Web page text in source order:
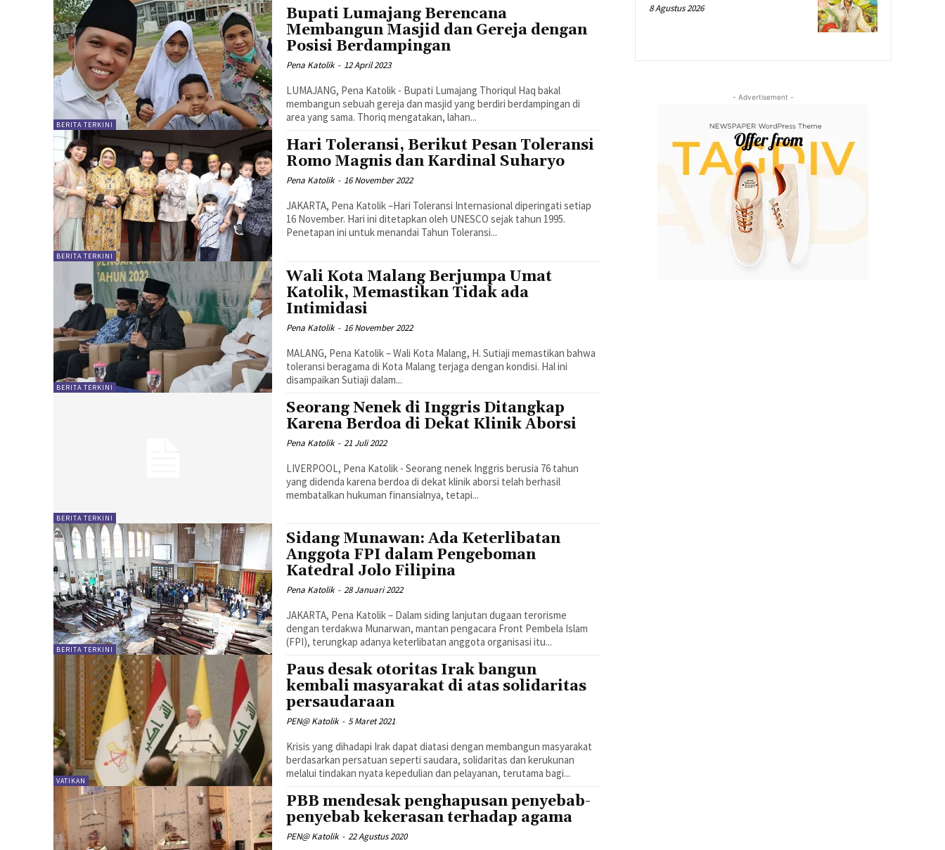
BERITA TERKINI
Bupati Lumajang Berencana
Membangun Masjid dan Gereja dengan
Posisi Berdampingan
Pena Katolik - 12 April 2023
LUMAJANG, Pena Katolik - Bupati Lumajang Thoriqul Haq bakal
membangun sebuah gereja dan masjid yang berdiri berdampingan di
area yang sama. Thoriq mengatakan, lahan...
BERITA TERKINI
Hari Toleransi, Berikut Pesan Toleransi
Romo Magnis dan Kardinal Suharyo
Pena Katolik - 16 November 2022
JAKARTA, Pena Katolik –Hari Toleransi Internasional diperingati setiap
16 November. Hari ini ditetapkan oleh UNESCO sejak tahun 1995.
Penetapan ini untuk menandai Tahun Toleransi...
BERITA TERKINI
Wali Kota Malang Berjumpa Umat
Katolik, Memastikan Tidak ada
Intimidasi
Pena Katolik - 16 November 2022
MALANG, Pena Katolik – Wali Kota Malang, H. Sutiaji memastikan bahwa
toleransi beragama di Kota Malang terjaga dengan kondisi. Hal ini
disampaikan Sutiaji dalam...
BERITA TERKINI
Seorang Nenek di Inggris Ditangkap
Karena Berdoa di Dekat Klinik Aborsi
Pena Katolik - 21 Juli 2022
LIVERPOOL, Pena Katolik - Seorang nenek Inggris berusia 76 tahun
yang didenda karena berdoa di dekat klinik aborsi telah berhasil
membatalkan hukuman finansialnya, tetapi...
BERITA TERKINI
Sidang Munawan: Ada Keterlibatan
Anggota FPI dalam Pengeboman
Katedral Jolo Filipina
Pena Katolik - 28 Januari 2022
JAKARTA, Pena Katolik – Dalam siding lanjutan dugaan terorisme
dengan terdakwa Munarwan, mantan pengacara Front Pembela Islam
(FPI), terungkap adanya keterlibatan anggota organisasi itu...
VATIKAN
Paus desak otoritas Irak bangun
kembali masyarakat di atas solidaritas
persaudaraan
PEN@ Katolik - 5 Maret 2021
Krisis yang dihadapi Irak dapat diatasi dengan membangun masyarakat
berdasarkan persatuan seperti saudara, solidaritas dan kerukunan
melalui tindakan nyata kepedulian dan pelayanan, terutama bagi...
PBB mendesak penghapusan penyebab-
penyebab kekerasan terhadap agama
PEN@ Katolik - 22 Agustus 2020
8 Agustus 2026
- Advertisement -